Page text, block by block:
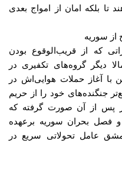
بلکه امان از امواج بعدی
از سوریه
که از قریب‌الوقوع بودن
دیگر گروه‌های تکفیری در
با آغاز حملات هوایی‌اش در
جنگنده‌های خود را از حریم
پس از آن صورت گرفته که
فصل بحران سوریه برعهده
عامل تحولاتی سریع در